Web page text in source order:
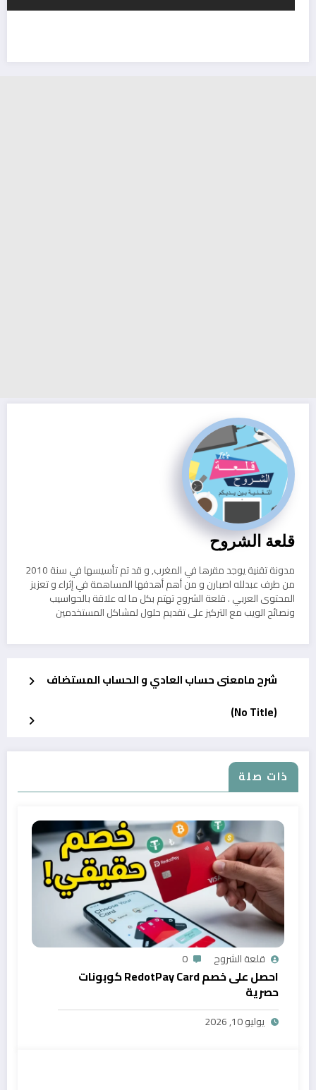
قلعة الشروح
مدونة تقنية يوجد مقرها في المغرب, و قد تم تأسيسها في سنة 2010
من طرف عبدلله اصبارن و من أهم أهدفها المساهمة في إثراء و تعزيز
المحتوى العربي . قلعة الشروح تهتم بكل ما له علاقة بالحواسيب
ونصائح الويب مع التركيز على تقديم حلول لمشاكل المستخدمين
شرح مامعنى حساب العادي و الحساب المستضاف
(No Title)
ذات صلة
قلعة الشروح 0
احصل على خصم RedotPay Card كوبونات
حصرية
يوليو 10, 2026